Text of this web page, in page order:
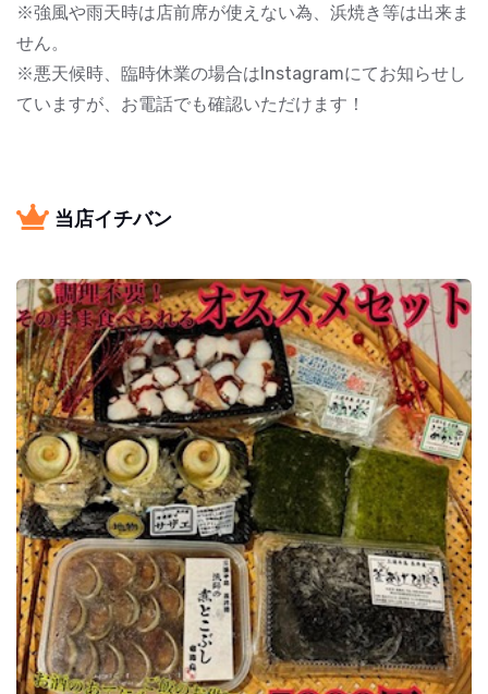
※強風や雨天時は店前席が使えない為、浜焼き等は出来ま
せん。
※悪天候時、臨時休業の場合はInstagramにてお知らせし
ていますが、お電話でも確認いただけます！
当店イチバン